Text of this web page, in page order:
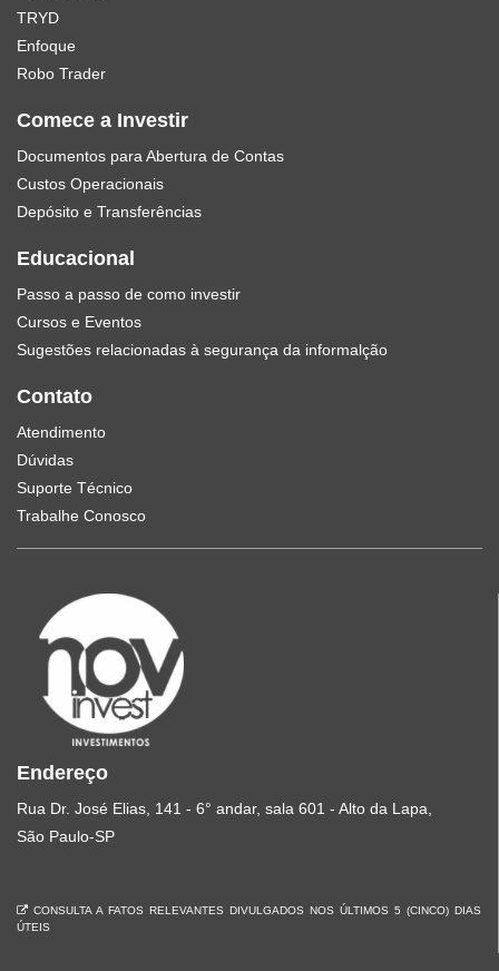
TRYD
Enfoque
Robo Trader
Comece a Investir
Documentos para Abertura de Contas
Custos Operacionais
Depósito e Transferências
Educacional
Passo a passo de como investir
Cursos e Eventos
Sugestões relacionadas à segurança da informalção
Contato
Atendimento
Dúvidas
Suporte Técnico
Trabalhe Conosco
Endereço
Rua Dr. José Elias, 141 - 6° andar, sala 601 - Alto da Lapa,
São Paulo-SP
CONSULTA A FATOS RELEVANTES DIVULGADOS NOS ÚLTIMOS 5 (CINCO) DIAS
ÚTEIS